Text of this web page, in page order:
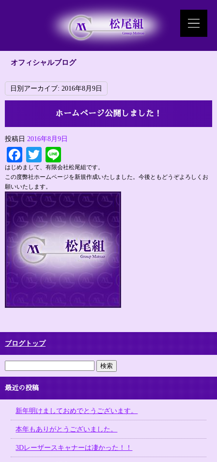
オフィシャルブログ
日別アーカイブ: 2016年8月9日
ホームページ公開しました！
投稿日 2016年8月9日
Facebook
Twitter
はじめまして、有限会社松尾組です。
この度弊社ホームページを新規作成いたしました。今後ともどうぞよろしくお
願いいたします。
ブログトップ
最近の投稿
新年明けましておめでとうございます。
本年もありがとうございました。
3Dレーザースキャナーは凄かった！！